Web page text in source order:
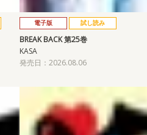
電子版 試し読み
BREAK BACK 第25巻
KASA
発売日：2026.08.06